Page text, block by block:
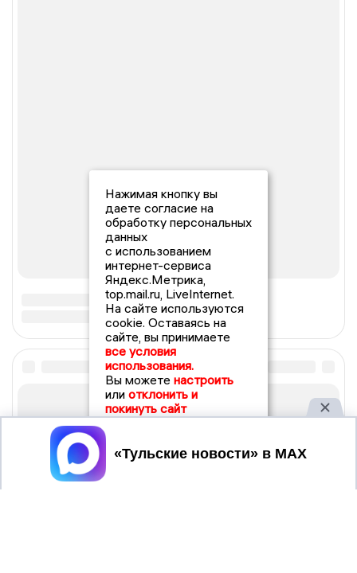
Нажимая кнопку вы
даете согласие на
обработку персональных
данных
с использованием
интернет-сервиса
Яндекс.Метрика,
top.mail.ru, LiveInternet.
На сайте используются
cookie. Оставаясь на
сайте, вы принимаете
все условия
использования.
Вы можете настроить
или отклонить и
покинуть сайт
Принять